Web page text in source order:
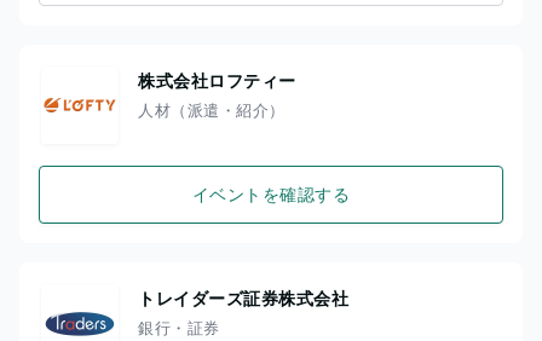
株式会社ロフティー
人材（派遣・紹介）
イベントを確認する
トレイダーズ証券株式会社
銀行・証券